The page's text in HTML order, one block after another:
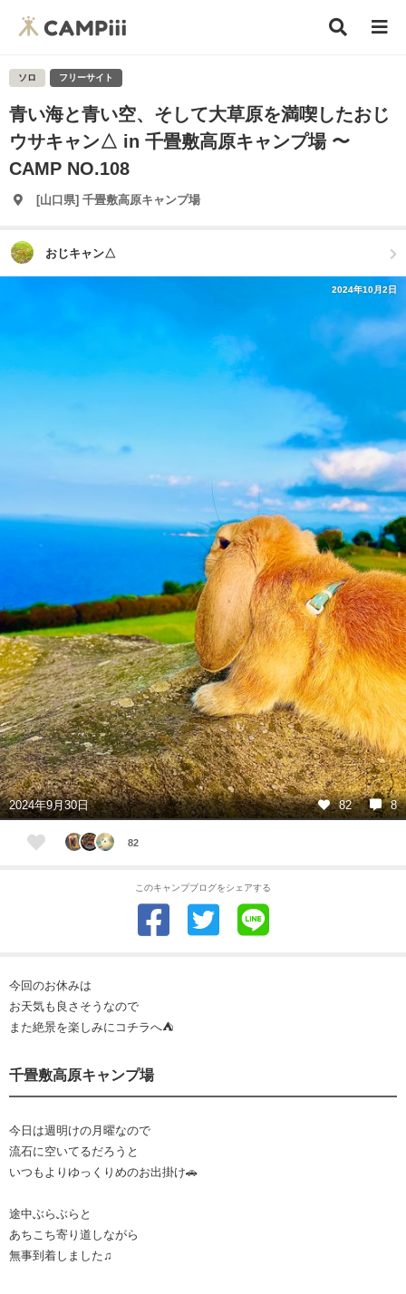
ソロ フリーサイト
青い海と青い空、そして大草原を満喫したおじ
ウサキャン△ in 千畳敷高原キャンプ場 〜
CAMP NO.108
[山口県] 千畳敷高原キャンプ場
おじキャン△
2024年10月2日
2024年9月30日 82 8
82
このキャンプブログをシェアする
今回のお休みは
お天気も良さそうなので
また絶景を楽しみにコチラへ⛺️
千畳敷高原キャンプ場
今日は週明けの月曜なので
流石に空いてるだろうと
いつもよりゆっくりめのお出掛け🚗
途中ぶらぶらと
あちこち寄り道しながら
無事到着しました♫